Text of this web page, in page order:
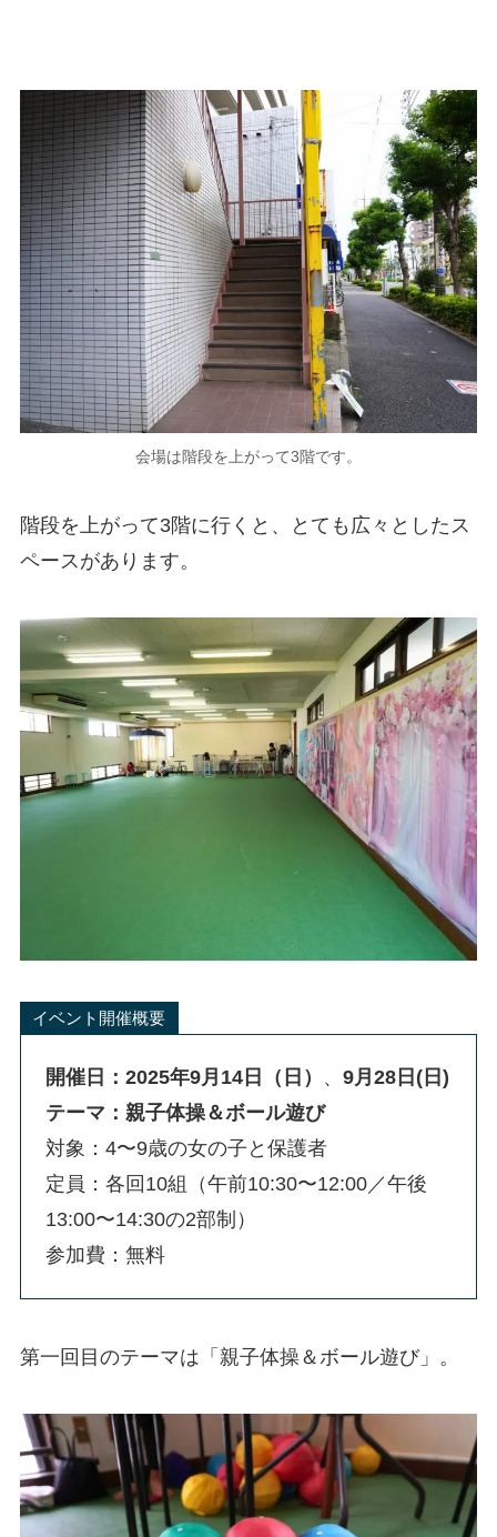
会場は階段を上がって3階です。
階段を上がって3階に行くと、とても広々としたス
ペースがあります。
イベント開催概要
開催日：2025年9月14日（日） 、9月28日(日)
テーマ：親子体操＆ボール遊び
対象：4〜9歳の女の子と保護者
定員：各回10組（午前10:30〜12:00／午後
13:00〜14:30の2部制）
参加費：無料
第一回目のテーマは「親子体操＆ボール遊び」。